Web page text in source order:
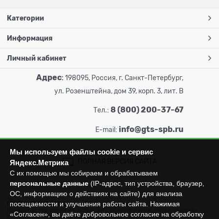
Категории
Информация
Личный кабинет
Адрес: 198095, Россия, г. Санкт-Петербург,
ул. Розенштейна, дом 39, корп. 3, лит. В
Тел.: 8 (800) 200-37-67
E-mail: info@gts-spb.ru
ГОРТОРГСНАБ СПб © 2026Все права защищены.
Производство продажа складского оборудования: металлических
стеллажей, металлических шкафов, штабелеров, тележек, талей,
Мы используем файлы cookie и сервис
Яндекс.Метрика
С их помощью мы собираем и обрабатываем
персональные данные (IP-адрес, тип устройства, браузер,
ОС, информацию о действиях на сайте) для анализа
посещаемости и улучшения работы сайта. Нажимая
«Согласен», вы даёте добровольное согласие на обработку